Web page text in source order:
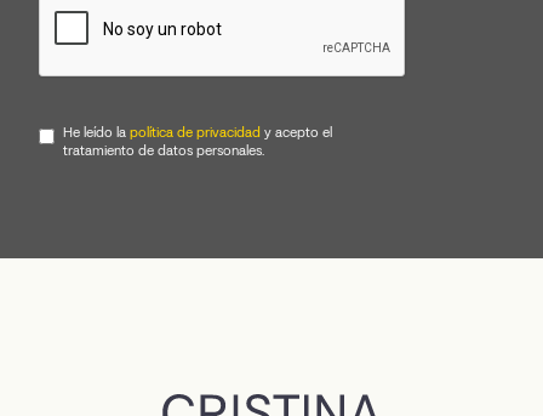
He leído la política de privacidad y acepto el
tratamiento de datos personales.